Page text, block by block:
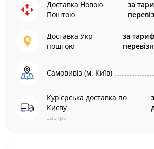
Доставка Новою
Поштою
за
Доставка Укр
поштою
за
Самовивіз (м. Київ)
Кур'єрська доставка по
Києву
завтра